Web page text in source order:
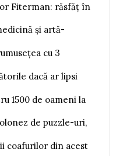
Fiterman: răsfăț în
și artă-
cu 3
dacă ar lipsi
1500 de oameni la
de puzzle-uri,
coafurilor din acest